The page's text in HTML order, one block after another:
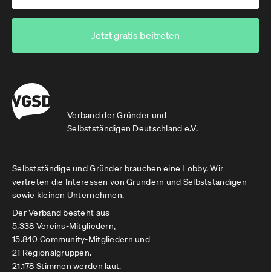
Verband der Gründer und
Selbstständigen Deutschland e.V.
Jetzt gratis beitreten
Selbstständige und Gründer brauchen eine Lobby. Wir
vertreten die Interessen von Gründern und Selbstständigen
sowie kleinen Unternehmen.
Der Verband besteht aus
5.338 Vereins-Mitgliedern,
15.840 Community-Mitgliedern und
21 Regionalgruppen.
21.178 Stimmen werden laut.